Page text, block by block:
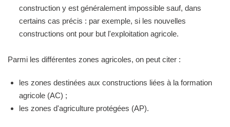
construction y est généralement impossible sauf, dans
certains cas précis : par exemple, si les nouvelles
constructions ont pour but l'exploitation agricole.
Parmi les différentes zones agricoles, on peut citer :
les zones destinées aux constructions liées à la formation
agricole (AC) ;
les zones d'agriculture protégées (AP).